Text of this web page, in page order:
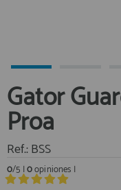
Libros
Mantenimiento y
Motores
Navegacion
Gator
Proa
Ref.: BSS
0/5 |0opiniones |